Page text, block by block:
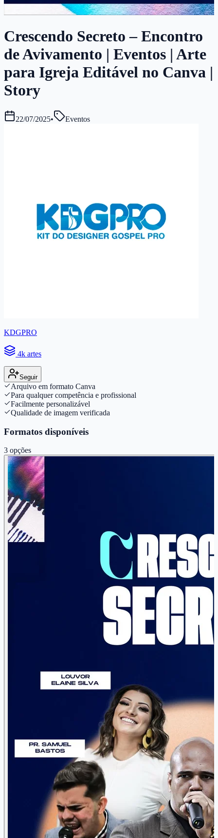
Crescendo Secreto – Encontro
de Avivamento | Eventos | Arte
para Igreja Editável no Canva |
Story
22/07/2025• Eventos
KDGPRO
4k artes
Seguir
Arquivo em formato Canva
Para qualquer competência e profissional
Facilmente personalizável
Qualidade de imagem verificada
Formatos disponíveis
3 opções